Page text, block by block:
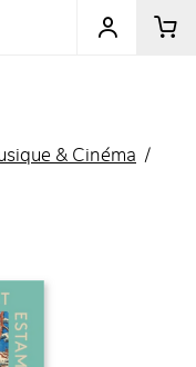
de musées
& Cinéma